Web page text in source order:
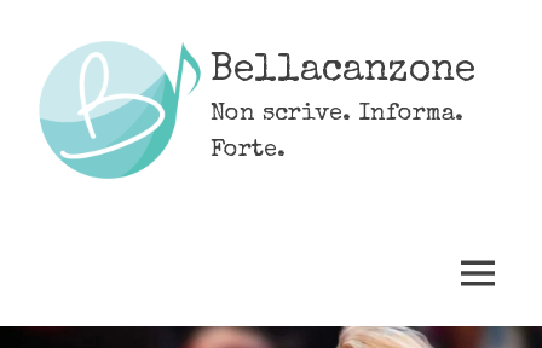
content
Bellacanzone
Non scrive. Informa.
Forte.
MENU